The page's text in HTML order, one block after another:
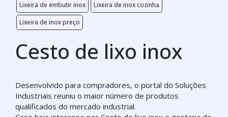
Lixeira de embutir inox
Lixeira de inox cozinha
Lixeira de inox preço
Cesto de lixo inox
Desenvolvido para compradores, o portal do Soluções
Industriais reuniu o maior número de produtos
qualificados do mercado industrial.